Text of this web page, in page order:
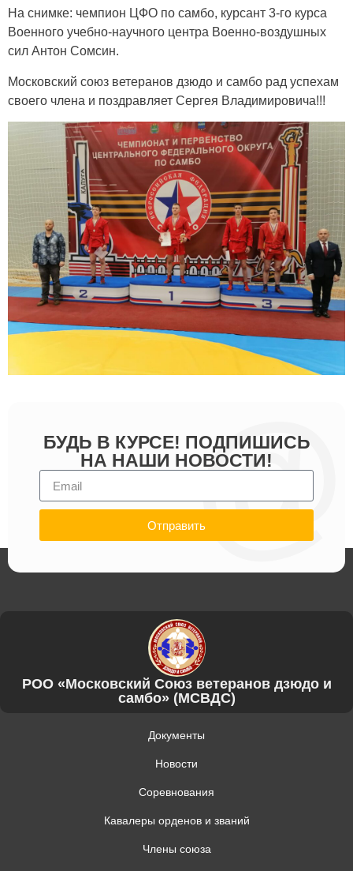
На снимке: чемпион ЦФО по самбо, курсант 3-го курса
Военного учебно-научного центра Военно-воздушных
сил Антон Сомсин.
Московский союз ветеранов дзюдо и самбо рад успехам
своего члена и поздравляет Сергея Владимировича!!!
БУДЬ В КУРСЕ! ПОДПИШИСЬ
НА НАШИ НОВОСТИ!
Отправить
РОО «Московский Союз ветеранов дзюдо и
самбо» (МСВДС)
Документы
Новости
Соревнования
Кавалеры орденов и званий
Члены союза